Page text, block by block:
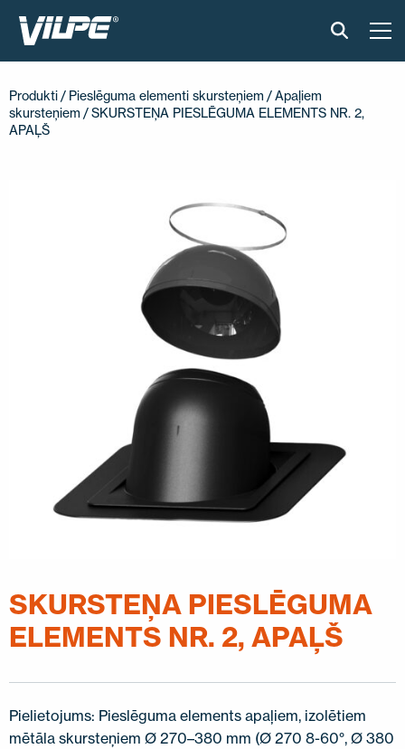
GUDRAIS JUMTS
UZSTĀDĪŠANA UN MATERIĀLI
SAZINIETIES AR MUMS
PL UK
Produkti / Pieslēguma elementi skursteņiem /Apaļiem
skursteņiem / SKURSTEŅA PIESLĒGUMA ELEMENTS NR. 2,
APAĻŠ
SKURSTEŅA PIESLĒGUMA
ELEMENTS NR. 2, APAĻŠ
Pielietojums: Pieslēguma elements apaļiem, izolētiem
mētāla skursteņiem Ø 270–380 mm (Ø 270 8-60°, Ø 380